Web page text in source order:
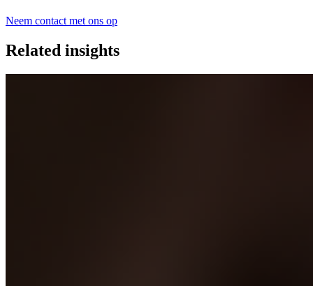
Neem contact met ons op
Related insights